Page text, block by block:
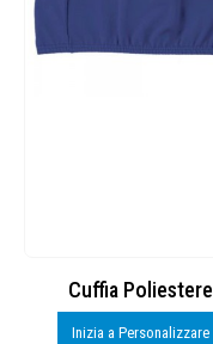
Cuffia Poliestere
Inizia a Personalizzare